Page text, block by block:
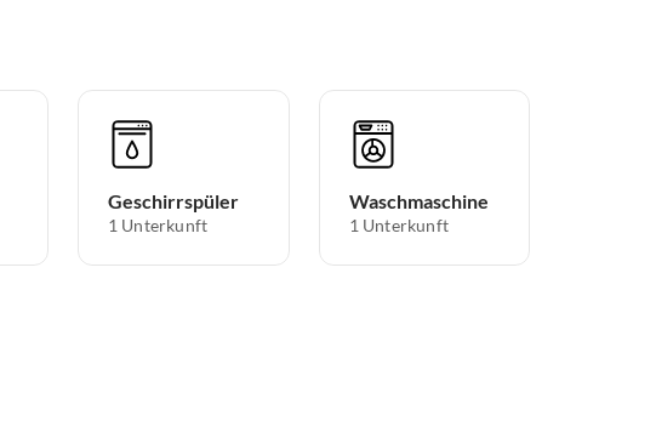
Geschirrspüler
1 Unterkunft
Waschmaschine
1 Unterkunft